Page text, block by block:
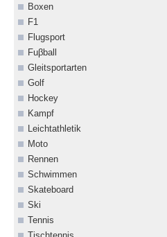
Boxen
F1
Flugsport
Fuβball
Gleitsportarten
Golf
Hockey
Kampf
Leichtathletik
Moto
Rennen
Schwimmen
Skateboard
Ski
Tennis